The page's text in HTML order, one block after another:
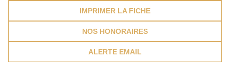
IMPRIMER LA FICHE
NOS HONORAIRES
ALERTE EMAIL